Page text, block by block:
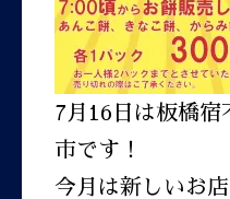
7月16日は板橋宿
市です！
今月は新しいお